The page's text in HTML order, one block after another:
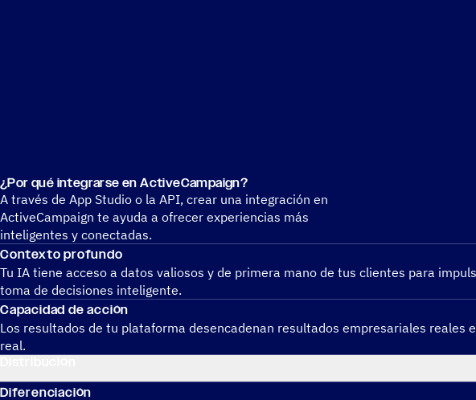
¿Por qué inte­grarse en ActiveCampaign?
A través de App Studio o la API, crear una integración en
ActiveCampaign te ayuda a ofrecer experiencias más
inteligentes y conectadas.
Contexto profundo
Tu IA tiene acceso a datos valio­sos y de primera mano de tus clien­tes para
toma de decisiones inteligente.
Capa­ci­dad de acción
Los resul­ta­dos de tu plata­forma desen­ca­de­nan resul­ta­dos empre­sa­ria­les reales
real.
Dife­ren­cia­ción